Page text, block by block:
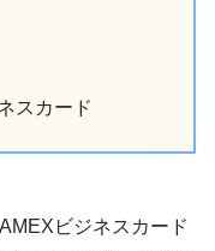
スカード
ビジネスカード